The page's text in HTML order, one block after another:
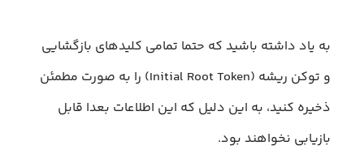
به یاد داشته باشید که حتما تمامی کلیدهای بازگشایی
و توکن ریشه (Initial Root Token) را به صورت مطمئن
ذخیره کنید، به این دلیل که این اطلاعات بعدا قابل
بازیابی نخواهند بود.